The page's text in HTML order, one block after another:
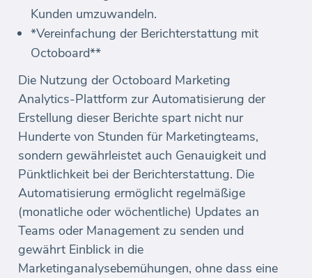
Kunden umzuwandeln.
*Vereinfachung der Berichterstattung mit
Octoboard**
Die Nutzung der Octoboard Marketing
Analytics-Plattform zur Automatisierung der
Erstellung dieser Berichte spart nicht nur
Hunderte von Stunden für Marketingteams,
sondern gewährleistet auch Genauigkeit und
Pünktlichkeit bei der Berichterstattung. Die
Automatisierung ermöglicht regelmäßige
(monatliche oder wöchentliche) Updates an
Teams oder Management zu senden und
gewährt Einblick in die
Marketinganalysebemühungen, ohne dass eine